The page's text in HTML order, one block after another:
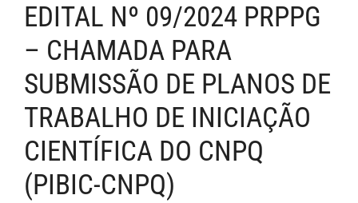
EDITAL Nº 09/2024 PRPPG
– CHAMADA PARA
SUBMISSÃO DE PLANOS DE
TRABALHO DE INICIAÇÃO
CIENTÍFICA DO CNPQ
(PIBIC-CNPQ)